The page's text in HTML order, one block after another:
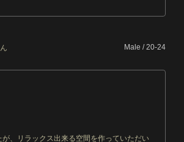
Male / 20-24
、リラックス出来る空間を作っていただい